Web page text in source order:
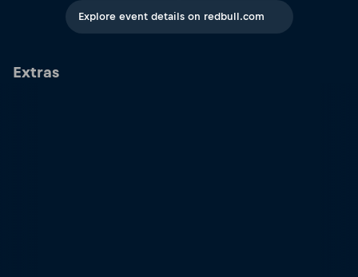
Madrid Open. Hold øje her på eventet for mere information!
Explore event details on redbull.com
Extras